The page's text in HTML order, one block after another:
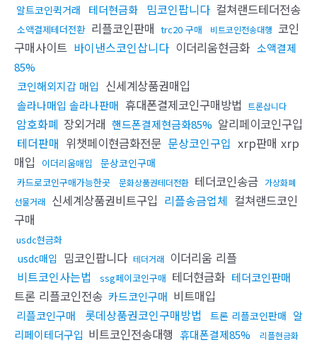
알트코인퀵거래 테더현금화 밈코인팝니다 컬쳐랜드테더전송
소액결제테더전환 리플코인판매 trc20 구매 비트코인전송대행 코인
구매사이트 바이낸스코인삽니다 이더리움현금화 소액결제
85%
코인해외지갑 매입 신세계상품권매입
솔라나매입 솔라나판매 휴대폰결제코인구매방법 트론삽니다
암호화폐 장외거래 핸드폰결제현금화85% 알리페이코인구입
테더판매 위챗페이현금화전문 문상코인구입 xrp판매 xrp
매입
이더리움매입 문상코인구매
카드로코인구매가능한곳 문화상품권테더전환 테더코인송금 가상화폐
선물거래 신세계상품권비트구입 리플송금업체 컬쳐랜드코인
구매
usdc현금화
usdc매입 밈코인팝니다 테더거래 이더리움 리플
비트코인사는법
ssg페이코인구매 테더현금화 테더코인판매
트론 리플코인전송 카드코인구매 비트매입
리플코인구매 롯데상품권코인구매방법 트론 리플코인판매 알
리페이테더구입 비트코인전송대행 휴대폰결제85% 리플현금화